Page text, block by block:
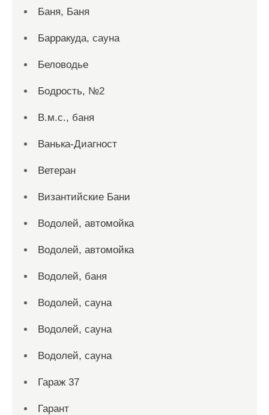
Баня, Баня
Барракуда, сауна
Беловодье
Бодрость, №2
В.м.с., баня
Ванька-Диагност
Ветеран
Византийские Бани
Водолей, автомойка
Водолей, автомойка
Водолей, баня
Водолей, сауна
Водолей, сауна
Водолей, сауна
Гараж 37
Гарант